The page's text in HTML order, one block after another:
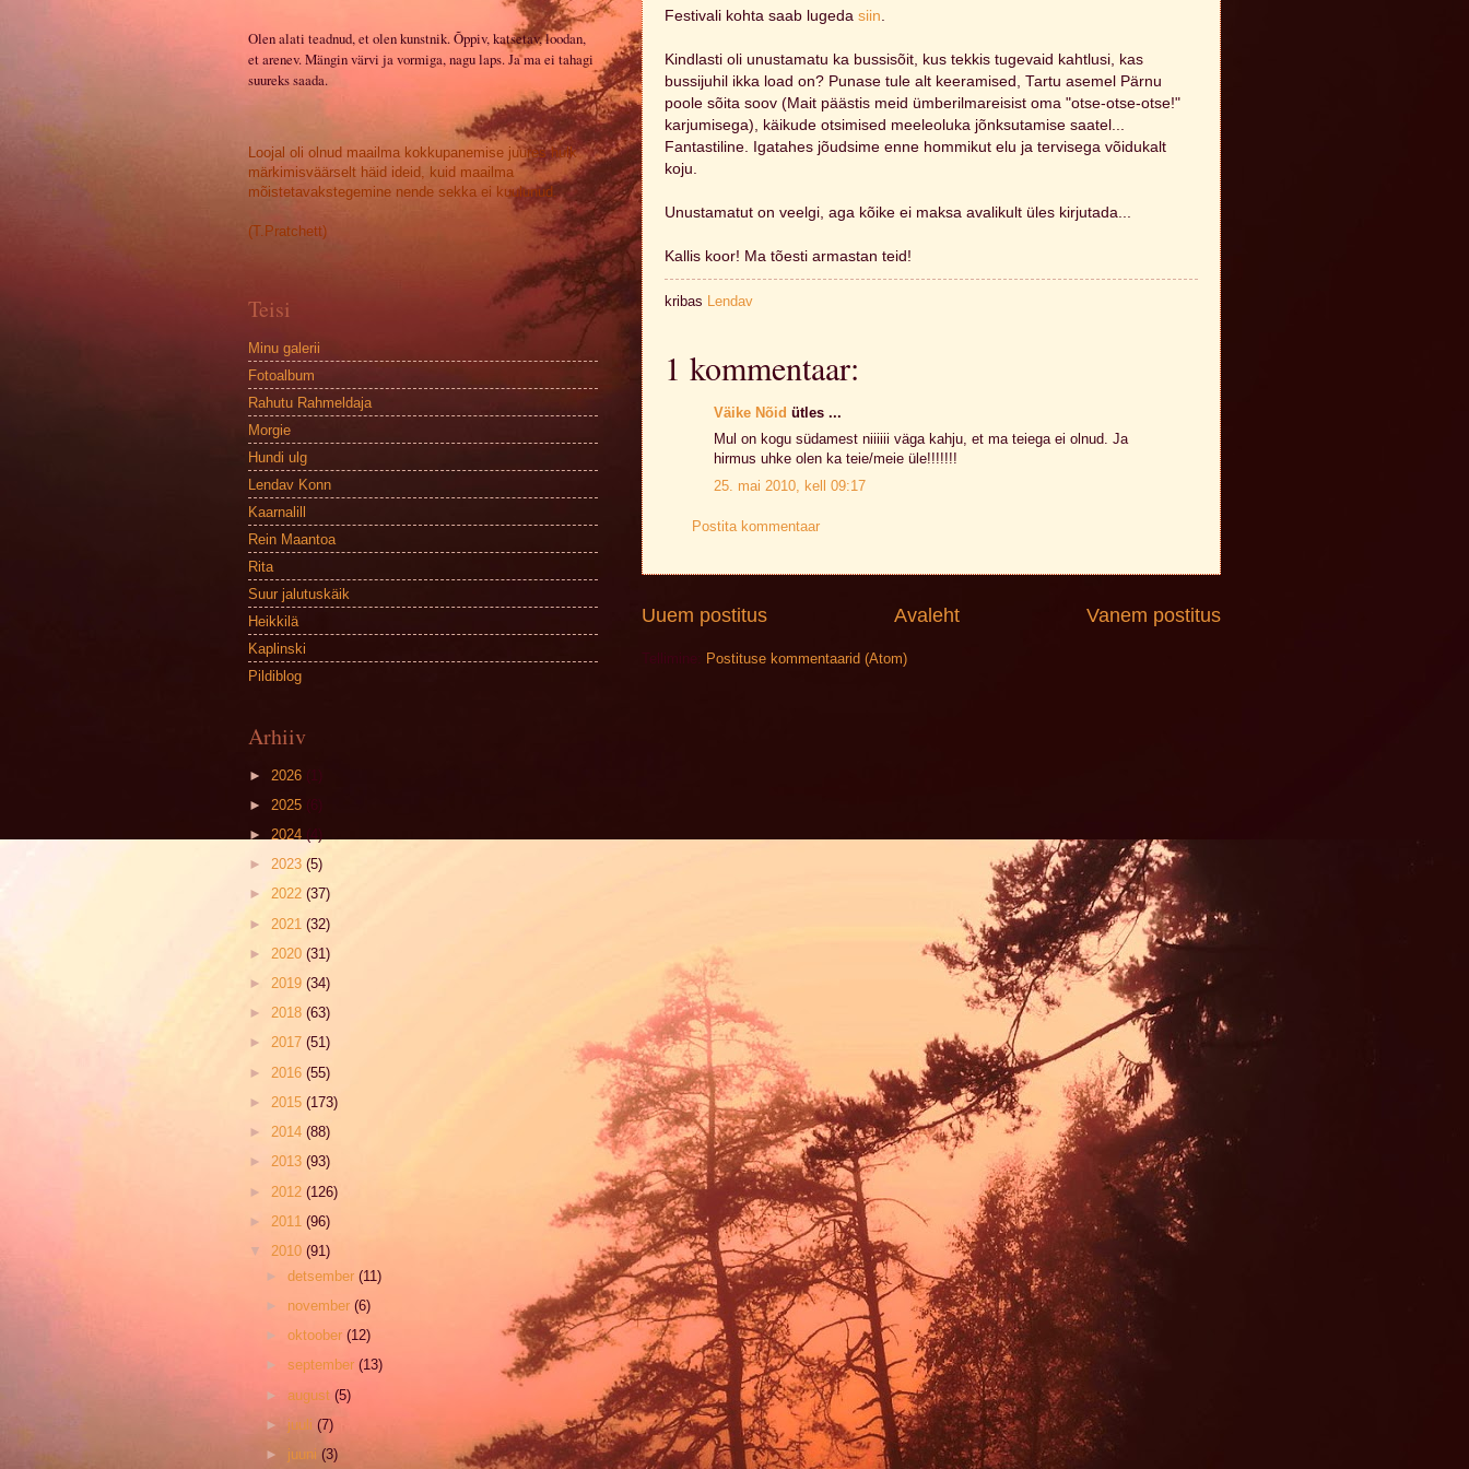
Festivali kohta saab lugeda siin
Kindlasti oli unustamatu ka bussisõit, kus tekkis tugevaid kahtlusi, kas
bussijuhil ikka load on? Punase tule alt keeramised, Tartu asemel Pärnu
poole sõita soov (Mait päästis meid ümberilmareisist oma "otse-otse-otse!"
karjumisega), käikude otsimised meeleoluka jõnksutamise saatel...
Fantastiline. Igatahes jõudsime enne hommikut elu ja tervisega võidukalt
koju.
Unustamatut on veelgi, aga kõike ei maksa avalikult üles kirjutada...
Kallis koor! Ma tõesti armastan teid!
kribas Lendav
1 kommentaar:
Väike Nõid ütles ...
Mul on kogu südamest niiiiii väga kahju, et ma teiega ei olnud. Ja
hirmus uhke olen ka teie/meie üle!!!!!!!
25. mai 2010, kell 09:17
Postita kommentaar
Uuem postitus Vanem postitus
Avaleht
Tellimine: Postituse kommentaarid (Atom)
Olen alati teadnud, et olen kunstnik. Õppiv, katsetav, loodan,
et arenev. Mängin värvi ja vormiga, nagu laps. Ja ma ei tahagi
suureks saada.
Loojal oli olnud maailma kokkupanemise juures hulk
märkimisväärselt häid ideid, kuid maailma
mõistetavakstegemine nende sekka ei kuulunud.
(T.Pratchett)
Teisi
Minu galerii
Fotoalbum
Rahutu Rahmeldaja
Morgie
Hundi ulg
Lendav Konn
Kaarnalill
Rein Maantoa
Rita
Suur jalutuskäik
Heikkilä
Kaplinski
Pildiblog
Arhiiv
► 2026 (1)
► 2025 (6)
► 2024 (4)
► 2023 (5)
► 2022 (37)
► 2021 (32)
► 2020 (31)
► 2019 (34)
► 2018 (63)
► 2017 (51)
► 2016 (55)
► 2015 (173)
► 2014 (88)
► 2013 (93)
► 2012 (126)
► 2011 (96)
▼ 2010 (91)
►detsember(11)
► november(6)
►oktoober(12)
►september(13)
►august(5)
► juuli(7)
► juuni(3)